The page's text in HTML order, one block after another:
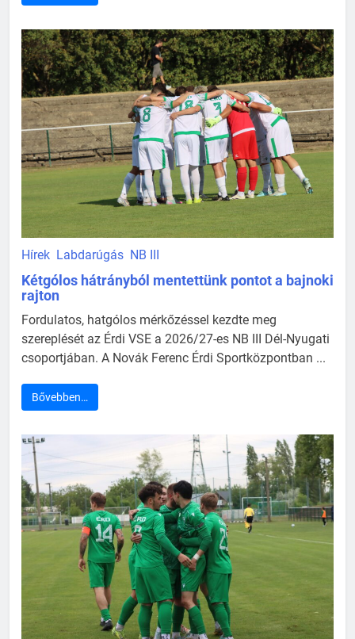
Hírek Labdarúgás NB III
Kétgólos hátrányból mentettünk pontot a bajnoki
rajton
Fordulatos, hatgólos mérkőzéssel kezdte meg
szereplését az Érdi VSE a 2026/27-es NB III Dél-Nyugati
csoportjában. A Novák Ferenc Érdi Sportközpontban ...
Bővebben…